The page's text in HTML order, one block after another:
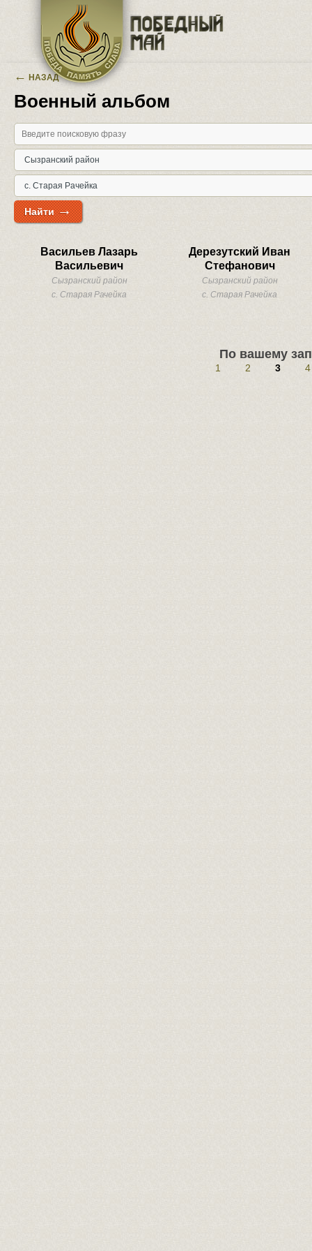
Перейти к основному содержанию
← НАЗАД
Военный альбом
Найти→
Васильев Лазарь
Васильевич
Сызранский район
с. Старая Рачейка
Дерезутский Иван
Стефанович
Сызранский район
с. Старая Рачейка
По вашему
1 2 3 4